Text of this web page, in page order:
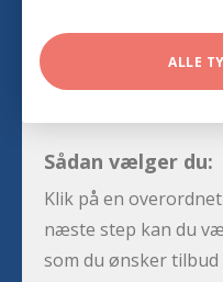
ALLE
Sådan vælger du:
Klik på en
næste step kan du
som du ønsker tilbud